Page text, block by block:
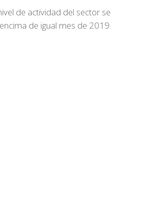
de actividad del sector se
de igual mes de 2019.